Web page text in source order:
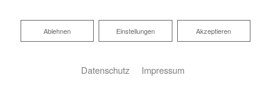
Akzeptieren
Einstellungen
Ablehnen
Ablehnen
Datenschutz Impressum